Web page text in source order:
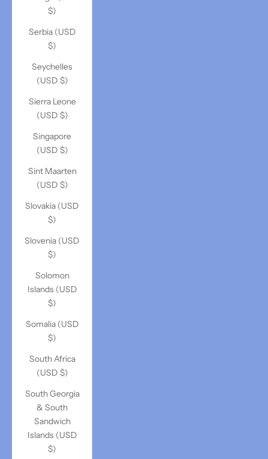
$)
Serbia (USD
$)
Seychelles
(USD $)
Sierra Leone
(USD $)
Singapore
(USD $)
Sint Maarten
(USD $)
Slovakia (USD
$)
Slovenia (USD
$)
Solomon
Islands (USD
$)
Somalia (USD
$)
South Africa
(USD $)
South Georgia
& South
Sandwich
Islands (USD
$)